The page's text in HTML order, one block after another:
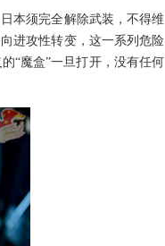
本须完全解除武装，不得维
进攻性转变，这一系列危险
“魔盒”一旦打开，没有任何